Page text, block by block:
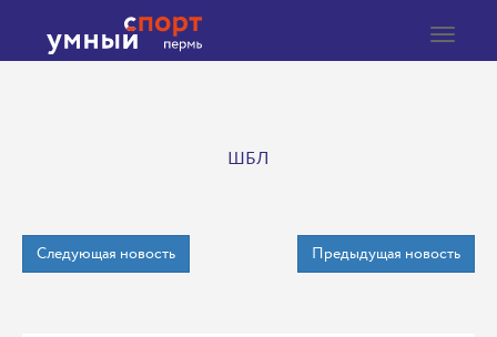
Toggle
ШБЛ
Следующая новость Предыдущая новость